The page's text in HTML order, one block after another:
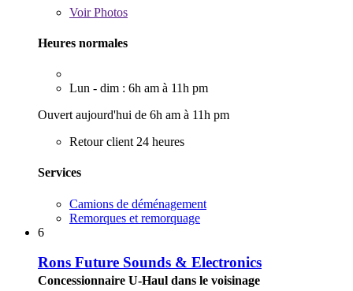
VoirPhotos
Heures normales
Lun - dim : 6h am à 11h pm
Ouvert aujourd'hui de 6h am à 11h pm
Retour client 24 heures
Services
Camions de déménagement
Remorques et remorquage
6
Rons Future Sounds & Electronics
Concessionnaire U-Haul dans le voisinage